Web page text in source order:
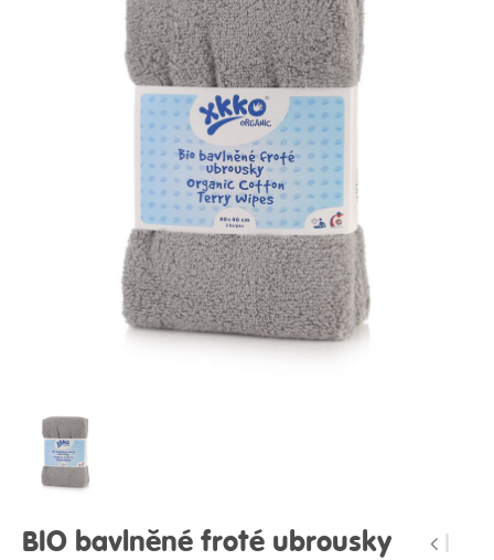
BIO bavlněné froté ubrousky